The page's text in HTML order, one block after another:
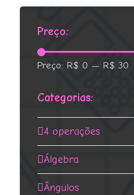
Preço:
Preço
Preço
Preço: R$ 0 — R$ 30
Categorias:
4 operações
Álgebra
Ângulos